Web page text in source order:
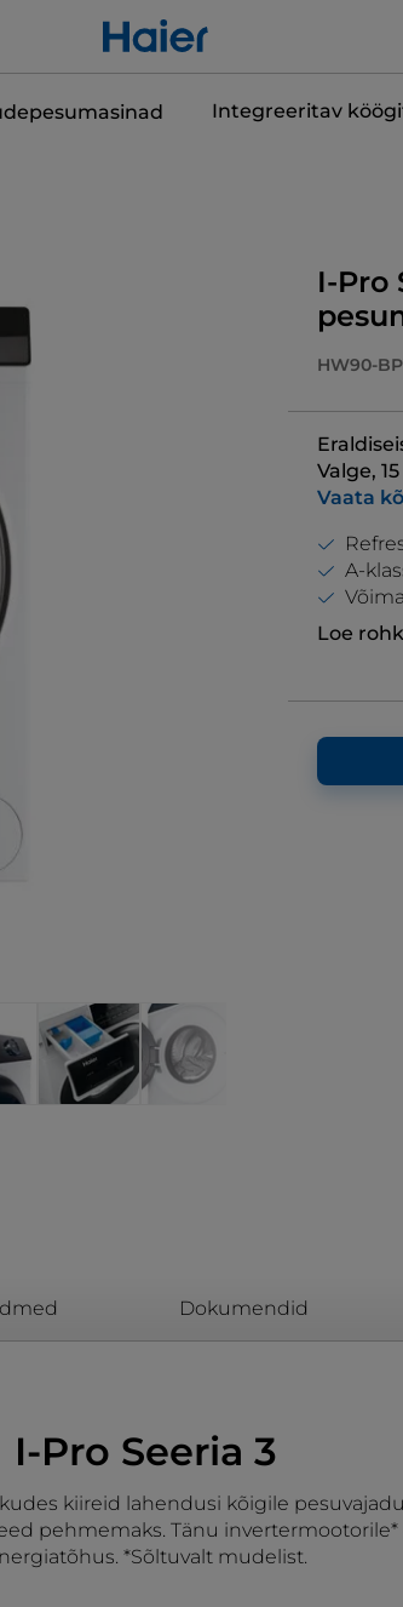
Integreeritav
I-Pro
HW90-
Valge,
Vaata
A-
Loe
Dokumendid
I-Pro Seeria 3
kiireid lahendusi kõigile
pehmemaks. Tänu
*Sõltuvalt mudelist.